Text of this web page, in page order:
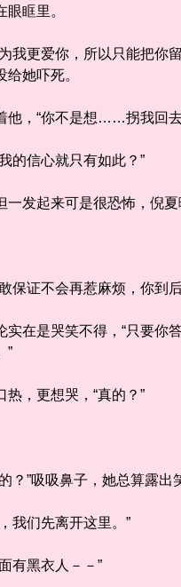
眶里。
更爱你，所以只能把你
她吓死。
，“你不是想……拐我回去
信心就只有如此？”
起来可是很恐怖，倪夏
证不会再惹麻烦，你到
是哭笑不得，“只要你
”
，更想哭，“真的？”
”吸吸鼻子，她总算露出
们先离开这里。”
黑衣人－－”